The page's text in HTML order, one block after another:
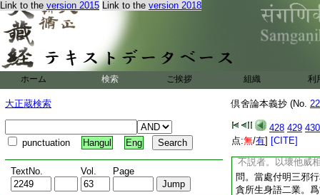
Link to the version 2015 Link to the version 2018
ホーム 検索 ご挨拶 組織 利
大正蔵検索
punctuation Hangul Eng
TextNo. Vol. Page
倶舍論本義抄 (No.
428 429 430
点:無/有] [CITE]
失哉。於善趣令他
趣亦令我命根長遠
受樂受之善趣命根
又尋云。受苦壞威
二果。感異熟･等流
答。彼二業如次各
法師釋此事云。據
説者。以斷他命業
故偏説之 文 又云。
不説者。以壞他威
問。當處付明三邪
貪所生身語二業。